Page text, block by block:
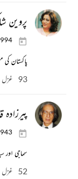
پروین
پاکستان
93 غزل
پیرزادہ
سماجی اور
52 غزل